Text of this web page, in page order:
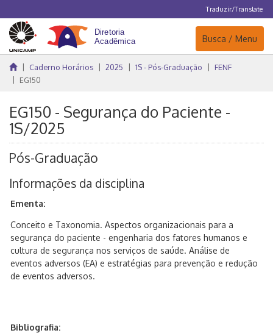
Traduzir/Translate
Navegação
Busca / Menu
Caderno Horários 2025 1S - Pós-Graduação
FENF
EG150
EG150 - Segurança do Paciente -
1S/2025
Pós-Graduação
Informações da disciplina
Ementa:
Conceito e Taxonomia. Aspectos organizacionais para a
segurança do paciente - engenharia dos fatores humanos e
cultura de segurança nos serviços de saúde. Análise de
eventos adversos (EA) e estratégias para prevenção e redução
de eventos adversos.
Bibliografia: